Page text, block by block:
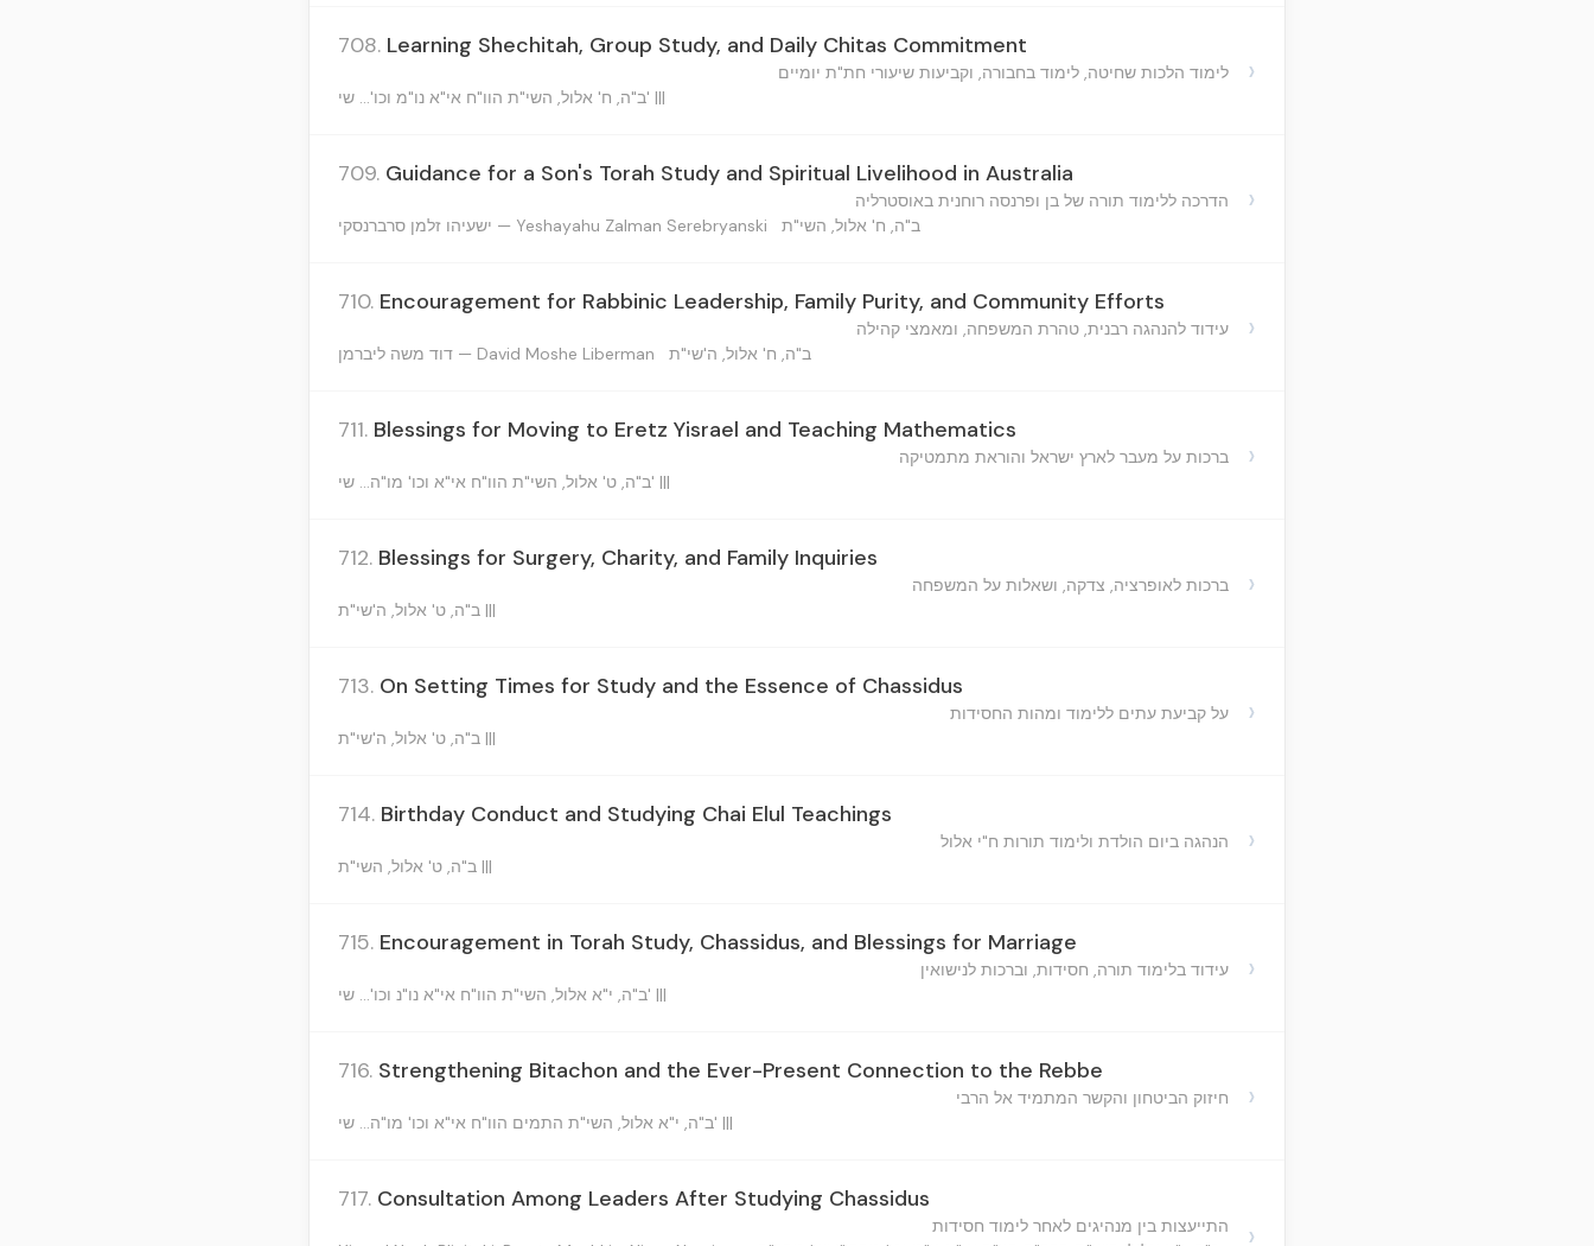
708. Learning Shechitah, Group Study, and Daily Chitas Commitment
לימוד הלכות שחיטה, לימוד בחבורה, וקביעות שיעורי חת"ת יומיים
ב"ה, ח' אלול, השי"ת הוו"ח אי"א נו"מ וכו'... שי' |||
›
709. Guidance for a Son's Torah Study and Spiritual Livelihood in Australia
הדרכה ללימוד תורה של בן ופרנסה רוחנית באוסטרליה
ישעיהו זלמן סרברנסקי — Yeshayahu Zalman Serebryanski
ב"ה, ח' אלול, השי"ת
›
710. Encouragement for Rabbinic Leadership, Family Purity, and Community Efforts
עידוד להנהגה רבנית, טהרת המשפחה, ומאמצי קהילה
דוד משה ליברמן — David Moshe Liberman
ב"ה, ח' אלול, ה'שי"ת
›
711. Blessings for Moving to Eretz Yisrael and Teaching Mathematics
ברכות על מעבר לארץ ישראל והוראת מתמטיקה
ב"ה, ט' אלול, השי"ת הוו"ח אי"א וכו' מו"ה... שי' |||
›
712. Blessings for Surgery, Charity, and Family Inquiries
ברכות לאופרציה, צדקה, ושאלות על המשפחה
ב"ה, ט' אלול, ה'שי"ת |||
›
713. On Setting Times for Study and the Essence of Chassidus
על קביעת עתים ללימוד ומהות החסידות
ב"ה, ט' אלול, ה'שי"ת |||
›
714. Birthday Conduct and Studying Chai Elul Teachings
הנהגה ביום הולדת ולימוד תורות ח"י אלול
ב"ה, ט' אלול, השי"ת |||
›
715. Encouragement in Torah Study, Chassidus, and Blessings for Marriage
עידוד בלימוד תורה, חסידות, וברכות לנישואין
ב"ה, י"א אלול, השי"ת הוו"ח אי"א נו"נ וכו'... שי' |||
›
716. Strengthening Bitachon and the Ever-Present Connection to the Rebbe
חיזוק הביטחון והקשר המתמיד אל הרבי
ב"ה, י"א אלול, השי"ת התמים הוו"ח אי"א וכו' מו"ה... שי' |||
›
717. Consultation Among Leaders After Studying Chassidus
התייעצות בין מנהיגים לאחר לימוד חסידות
›